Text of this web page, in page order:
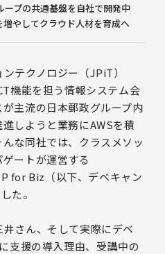
ープの共通基盤を自社で開発中
やしてクラウド人材を育成へ
テクノロジー（JPiT）
機能を担う情報システム会
主流の日本郵政グループ内
しようと業務にAWSを積
な同社では、クラスメソッ
ートが運営する
for Biz（以下、デベキャン
た。
さん、そして実際にデベ
支援の導入理由、受講中の